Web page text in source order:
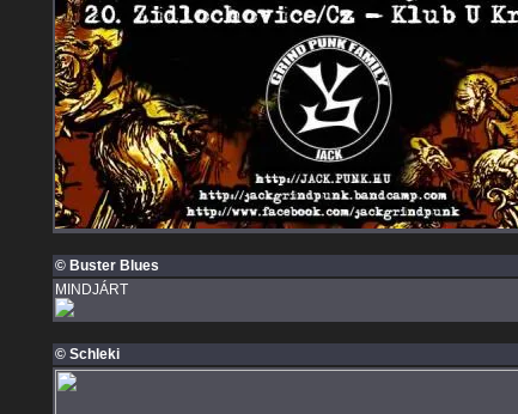
© Buster Blues
MINDJÁRT
© Schleki